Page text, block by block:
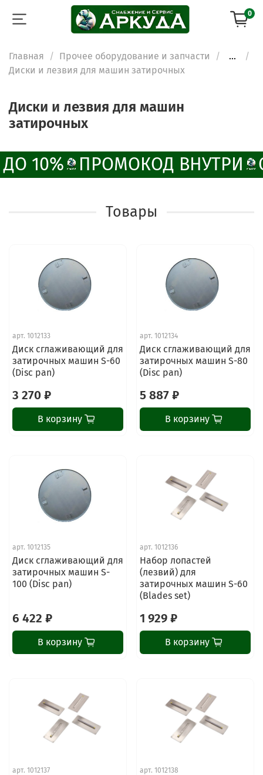
0
Главная Прочее оборудование и запчасти
...
Диски и лезвия для машин затирочных
Диски и лезвия для машин
затирочных
10% ПРОМОКОД ВНУТРИ
Товары
арт. 1012133
Диск сглаживающий для
затирочных машин S-60
(Disc pan)
3 270 ₽
В корзину
арт. 1012134
Диск сглаживающий для
затирочных машин S-80
(Disc pan)
5 887 ₽
В корзину
арт. 1012135
Диск сглаживающий для
затирочных машин S-
100 (Disc pan)
6 422 ₽
В корзину
арт. 1012136
Набор лопастей
(лезвий) для
затирочных машин S-60
(Blades set)
1 929 ₽
В корзину
арт. 1012137 арт. 1012138